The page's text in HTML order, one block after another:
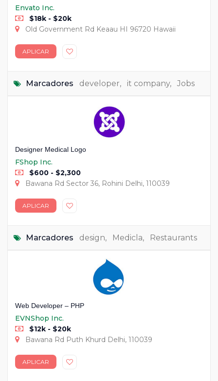
Envato Inc.
$18k - $20k
Old Government Rd Keaau HI 96720 Hawaii
APLICAR
Marcadores developer, it company, Jobs
Designer Medical Logo
FShop Inc.
$600 - $2,300
Bawana Rd Sector 36, Rohini Delhi, 110039
APLICAR
Marcadores design, Medicla, Restaurants
Web Developer – PHP
EVNShop Inc.
$12k - $20k
Bawana Rd Puth Khurd Delhi, 110039
APLICAR